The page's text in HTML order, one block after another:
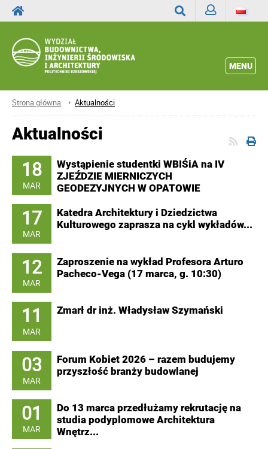
MENU
Strona główna Aktualności
Aktualności
18
MAR
Wystąpienie studentki WBIŚiA na IV
ZJEŹDZIE MIERNICZYCH
GEODEZYJNYCH W OPATOWIE
17
MAR
Katedra Architektury i Dziedzictwa
Kulturowego zaprasza na cykl wykładów...
12
MAR
Zaproszenie na wykład Profesora Arturo
Pacheco-Vega (17 marca, g. 10:30)
11
MAR
Zmarł dr inż. Władysław Szymański
03
MAR
Forum Kobiet 2026 – razem budujemy
przyszłość branży budowlanej
01
MAR
Do 13 marca przedłużamy rekrutację na
studia podyplomowe Architektura
Wnętrz...